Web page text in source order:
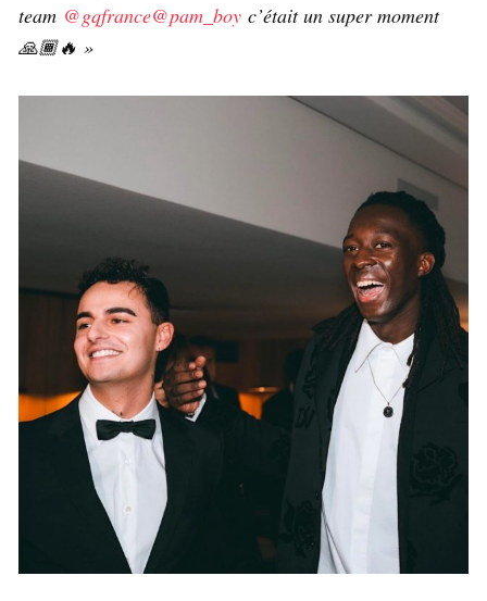
team @gqfrance@pam_boy c’était un super moment
🙏🏾🔥 »